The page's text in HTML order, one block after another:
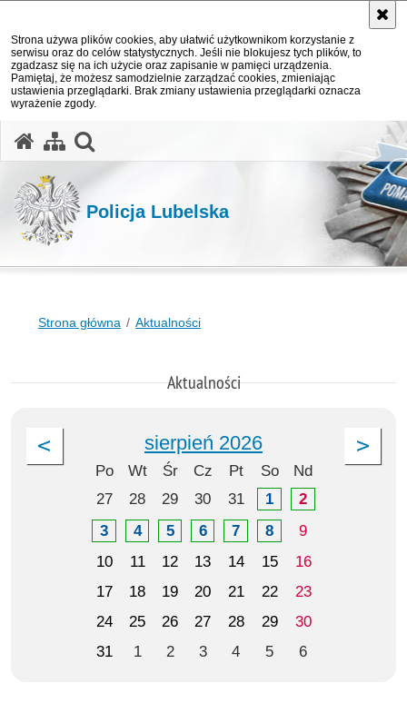
Strona używa plików cookies, aby ułatwić użytkownikom korzystanie z
serwisu oraz do celów statystycznych. Jeśli nie blokujesz tych plików, to
zgadzasz się na ich użycie oraz zapisanie w pamięci urządzenia.
Pamiętaj, że możesz samodzielnie zarządzać cookies, zmieniając
ustawienia przeglądarki. Brak zmiany ustawienia przeglądarki oznacza
wyrażenie zgody.
Policja Lubelska
Strona główna Aktualności
Aktualności
sierpień 2026
Po Wt Śr Cz Pt So
Nd
27
28 29 30 31 1
2
3
4 5 6 7 8
9
10
11 12 13 14 15
16
17
18 19 20 21 22
23
24
25 26 27 28 29
30
31
1 2 3 4 5 6